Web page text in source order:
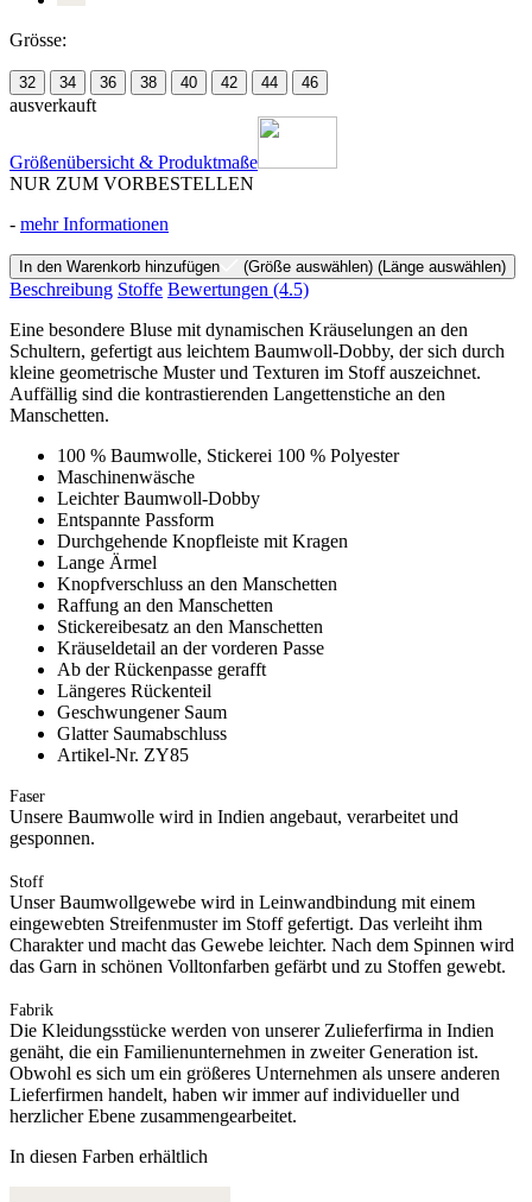
Grösse:
32 34 36 38 40 42 44 46
ausverkauft
Größenübersicht & Produktmaße
NUR ZUM VORBESTELLEN
- mehr Informationen
In den Warenkorb hinzufügen (Größe auswählen) (Länge auswählen)
Beschreibung Stoffe Bewertungen (4.5)
Eine besondere Bluse mit dynamischen Kräuselungen an den
Schultern, gefertigt aus leichtem Baumwoll-Dobby, der sich durch
kleine geometrische Muster und Texturen im Stoff auszeichnet.
Auffällig sind die kontrastierenden Langettenstiche an den
Manschetten.
100 % Baumwolle, Stickerei 100 % Polyester
Maschinenwäsche
Leichter Baumwoll-Dobby
Entspannte Passform
Durchgehende Knopfleiste mit Kragen
Lange Ärmel
Knopfverschluss an den Manschetten
Raffung an den Manschetten
Stickereibesatz an den Manschetten
Kräuseldetail an der vorderen Passe
Ab der Rückenpasse gerafft
Längeres Rückenteil
Geschwungener Saum
Glatter Saumabschluss
Artikel-Nr. ZY85
Faser
Unsere Baumwolle wird in Indien angebaut, verarbeitet und
gesponnen.
Stoff
Unser Baumwollgewebe wird in Leinwandbindung mit einem
eingewebten Streifenmuster im Stoff gefertigt. Das verleiht ihm
Charakter und macht das Gewebe leichter. Nach dem Spinnen wird
das Garn in schönen Volltonfarben gefärbt und zu Stoffen gewebt.
Fabrik
Die Kleidungsstücke werden von unserer Zulieferfirma in Indien
genäht, die ein Familienunternehmen in zweiter Generation ist.
Obwohl es sich um ein größeres Unternehmen als unsere anderen
Lieferfirmen handelt, haben wir immer auf individueller und
herzlicher Ebene zusammengearbeitet.
In diesen Farben erhältlich